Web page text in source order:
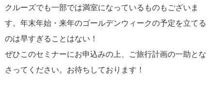
クルーズでも一部では満室になっているものもございま
す。年末年始・来年のゴールデンウィークの予定を立てる
のは早すぎることはない！
ぜひこのセミナーにお申込みの上、ご旅行計画の一助とな
さってください。お待ちしております！
ニュースリリース
ディズニークルーズ